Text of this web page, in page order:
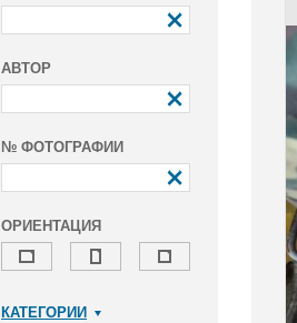
АВТОР
№ ФОТОГРАФИИ
ОРИЕНТАЦИЯ
КАТЕГОРИИ